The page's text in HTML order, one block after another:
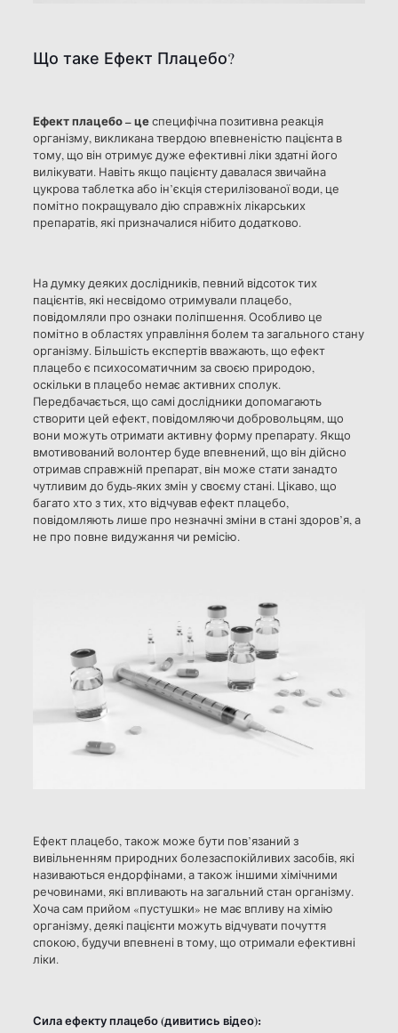
Що таке Ефект Плацебо?
Ефект плацебо – цеспецифічна позитивна реакція
організму, викликана твердою впевненістю пацієнта в
тому, що він отримує дуже ефективні ліки здатні його
вилікувати. Навіть якщо пацієнту давалася звичайна
цукрова таблетка або ін’єкція стерилізованої води, це
помітно покращувало дію справжніх лікарських
препаратів, які призначалися нібито додатково.
На думку деяких дослідників, певний відсоток тих
пацієнтів, які несвідомо отримували плацебо,
повідомляли про ознаки поліпшення. Особливо це
помітно в областях управління болем та загального стану
організму. Більшість експертів вважають, що ефект
плацебо є психосоматичним за своєю природою,
оскільки в плацебо немає активних сполук.
Передбачається, що самі дослідники допомагають
створити цей ефект, повідомляючи добровольцям, що
вони можуть отримати активну форму препарату. Якщо
вмотивований волонтер буде впевнений, що він дійсно
отримав справжній препарат, він може стати занадто
чутливим до будь-яких змін у своєму стані. Цікаво, що
багато хто з тих, хто відчував ефект плацебо,
повідомляють лише про незначні зміни в стані здоров’я, а
не про повне видужання чи ремісію.
Ефект плацебо, також може бути пов’язаний з
вивільненням природних болезаспокійливих засобів, які
називаються ендорфінами, а також іншими хімічними
речовинами, які впливають на загальний стан організму.
Хоча сам прийом «пустушки» не має впливу на хімію
організму, деякі пацієнти можуть відчувати почуття
спокою, будучи впевнені в тому, що отримали ефективні
ліки.
Сила ефекту плацебо (дивитись відео):